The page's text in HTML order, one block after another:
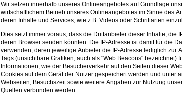
Wir setzen innerhalb unseres Onlineangebotes auf Grundlage
wirtschaftlichem Betrieb unseres Onlineangebotes im Sinne des
deren Inhalte und Services, wie z.B. Videos oder Schriftarten
Dies setzt immer voraus, dass die Drittanbieter dieser Inhalte,
deren Browser senden könnten. Die IP-Adresse ist damit für die
verwenden, deren jeweilige Anbieter die IP-Adresse lediglich zur
Tags (unsichtbare Grafiken, auch als "Web Beacons"
Informationen, wie der Besucherverkehr auf den Seiten dieser
Cookies auf dem Gerät der Nutzer gespeichert werden und unter
Webseiten, Besuchszeit sowie weitere Angaben zur Nutzung
Quellen verbunden werden.